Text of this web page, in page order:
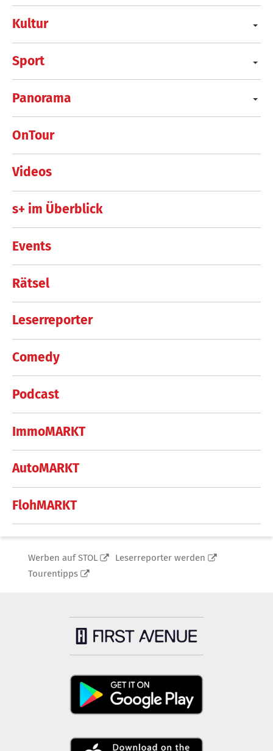
Kultur
Sport
Panorama
OnTour
Videos
s+ im Überblick
Events
Rätsel
Leserreporter
Comedy
Podcast
ImmoMARKT
AutoMARKT
FlohMARKT
Werben auf STOL
Leserreporter werden
Tourentipps